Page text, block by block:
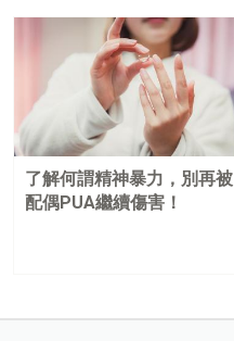
了解何謂精神暴力，別再被
配偶PUA繼續傷害！